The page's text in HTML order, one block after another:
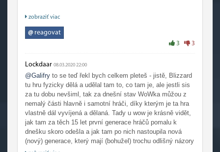
Na trhu vydržela a vydrží. Jiný hře by se to přes ty
zobraziť viac
@reagovat
3 3
Lockdaar 08.03.2020 22:00
@Galifry to se teď řekl bych celkem pleteš - jistě, Blizzard
tu hru fyzicky dělá a udělal tam to, co tam je, ale jestli sis
za tu dobu nevšiml, tak za dnešní stav WoWka můžou z
nemalý části hlavně i samotní hráči, díky kterým je ta hra
vlastně dál vyvíjená a dělaná. Tady u wow je krásně vidět,
jak tam za těch 15 let první generace hráčů pomalu k
dnešku skoro odešla a jak tam po nich nastoupila nová
(nový) generace, který mají (bohužel) trochu odlišný názory
na gameplay než ta generace předtím. Já si tohle naplno